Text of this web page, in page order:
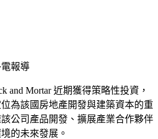
電報導
and Mortar 近期獲得策略性投資，
為該國房地產開發與建築資本的重
公司產品開發、擴展產業合作夥伴
的未來發展。